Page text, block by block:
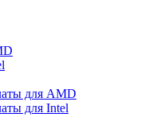
для AMD
для Intel